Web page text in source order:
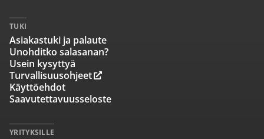
TUKI
Asiakastuki ja palaute
Unohditko salasanan?
Usein kysyttyä
Turvallisuusohjeet
Käyttöehdot
Saavutettavuusseloste
YRITYKSILLE